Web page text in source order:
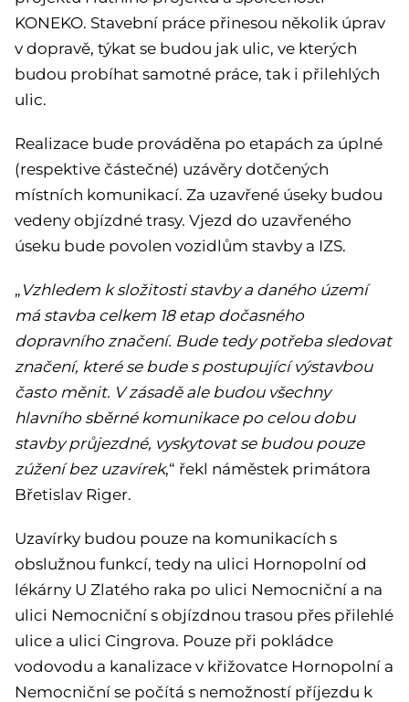
KONEKO. Stavební práce přinesou několik úprav
v dopravě, týkat se budou jak ulic, ve kterých
budou probíhat samotné práce, tak i přilehlých
ulic.
Realizace bude prováděna po etapách za úplné
(respektive částečné) uzávěry dotčených
místních komunikací. Za uzavřené úseky budou
vedeny objízdné trasy. Vjezd do uzavřeného
úseku bude povolen vozidlům stavby a IZS.
„ Vzhledem k složitosti stavby a daného území
má stavba celkem 18 etap dočasného
dopravního značení. Bude tedy potřeba sledovat
značení, které se bude s postupující výstavbou
často měnit. V zásadě ale budou všechny
hlavního sběrné komunikace po celou dobu
stavby průjezdné, vyskytovat se budou pouze
zúžení bez uzavírek,“ řekl náměstek primátora
Břetislav Riger.
Uzavírky budou pouze na komunikacích s
obslužnou funkcí, tedy na ulici Hornopolní od
lékárny U Zlatého raka po ulici Nemocniční a na
ulici Nemocniční s objízdnou trasou přes přilehlé
ulice a ulici Cingrova. Pouze při pokládce
vodovodu a kanalizace v křižovatce Hornopolní a
Nemocniční se počítá s nemožností příjezdu k